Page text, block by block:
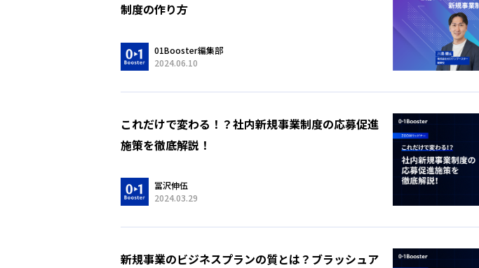
制度の作り方
01Booster編集部
2024.06.10
これだけで変わる！？社内新規事業制度の応募促進
施策を徹底解説！
冨沢伸伍
2024.03.29
新規事業のビジネスプランの質とは？ブラッシュア